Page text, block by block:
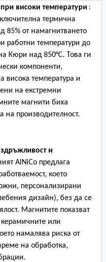
високи температури :
термична
85% от намагнитването
работни температури до
Кюри над 850°C. Това ги
компоненти,
температура и
на екстремни
магнити биха
на производителност.
и
AlNiCo предлага
което
персонализирани
дизайн), без да се
Магнитите показват
керамичните или
намалява риска от
на обработка,